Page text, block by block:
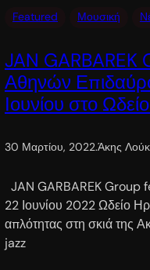
Featured Μουσική
JAN GARBAREK
Αθηνών
Ιουνίου στο
30 Μαρτίου, 2022.Άκης
JAN GARBAREK Group
22 Ιουνίου 2022 Ωδείο
απλότητας στη σκιά της
jazz